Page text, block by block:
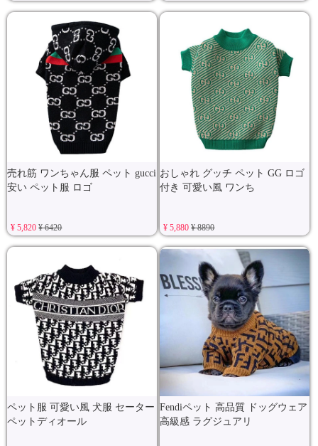
売れ筋 ワンちゃん服 ペット gucci
安い ペット服 ロゴ
¥ 5,820¥ 6420
おしゃれ グッチ ペット GG ロゴ
付き 可愛い風 ワンち
¥ 5,880¥ 8890
ペット服 可愛い風 犬服 セーター
ペットディオール
Fendiペット 高品質 ドッグウェア
高級感 ラグジュアリ